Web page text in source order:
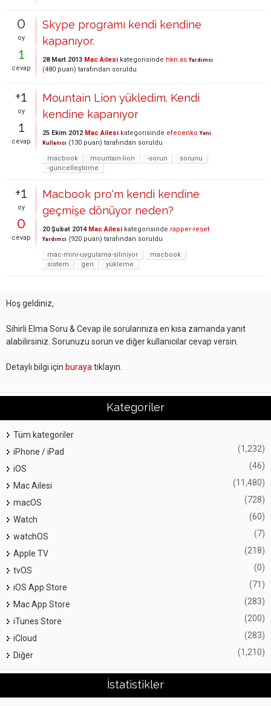
0
oy
1
cevap
Skype programı kendi kendine
kapanıyor.
28 Mart 2013 Mac Ailesi kategorisinde hkn.as Yardımcı
(480 puan) tarafından soruldu
+1
oy
1
cevap
Mountain Lion yükledim. Kendi
kendine kapanıyor
25 Ekim 2012 Mac Ailesi kategorisinde efecenko Yeni
Kullanıcı (130 puan) tarafından soruldu
macbook
mountain-lion -sorun
sorunu
-güncelleştirme
+1
oy
0
cevap
Macbook pro'm kendi kendine
geçmişe dönüyor neden?
20 Şubat 2014 Mac Ailesi kategorisinde rapper-reset
Yardımcı (920 puan) tarafından soruldu
mac-mini-uygulama-siliniyor
macbook
sistem
geri yükleme
Hoş geldiniz,
Sihirli Elma Soru & Cevap ile sorularınıza en kısa zamanda yanıt
alabilirsiniz. Sorunuzu sorun ve diğer kullanıcılar cevap versin.
Detaylı bilgi için buraya tıklayın.
Kategoriler
Tüm kategoriler
iPhone / iPad
(1,232)
iOS (46)
Mac Ailesi (11,480)
macOS (728)
Watch (60)
watchOS (7)
Apple TV (218)
tvOS (0)
iOS App Store (71)
Mac App Store (283)
iTunes Store (200)
iCloud (283)
Diğer (1,210)
İstatistikler